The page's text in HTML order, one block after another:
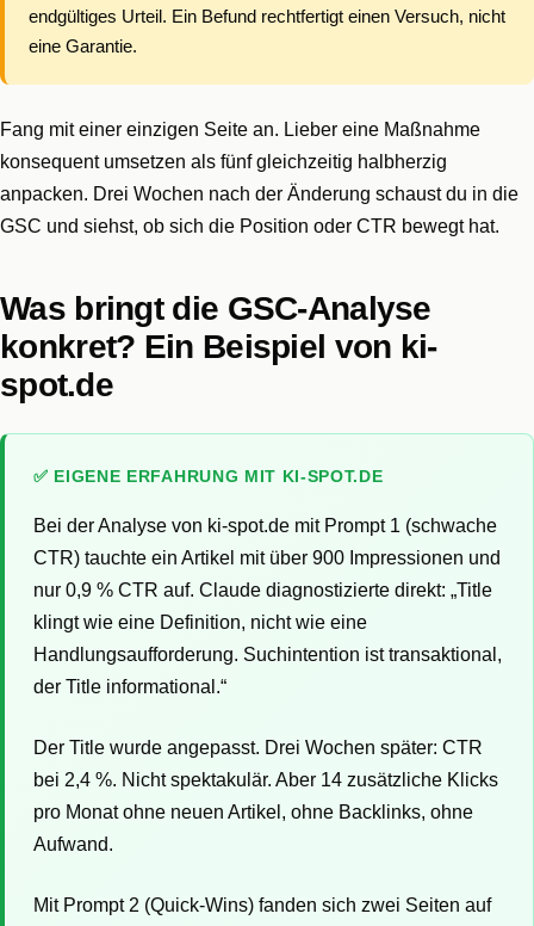
endgültiges Urteil. Ein Befund rechtfertigt einen Versuch, nicht
eine Garantie.
Fang mit einer einzigen Seite an. Lieber eine Maßnahme
konsequent umsetzen als fünf gleichzeitig halbherzig
anpacken. Drei Wochen nach der Änderung schaust du in die
GSC und siehst, ob sich die Position oder CTR bewegt hat.
Was bringt die GSC-Analyse
konkret? Ein Beispiel von ki-
spot.de
✅ EIGENE ERFAHRUNG MIT KI-SPOT.DE
Bei der Analyse von ki-spot.de mit Prompt 1 (schwache
CTR) tauchte ein Artikel mit über 900 Impressionen und
nur 0,9 % CTR auf. Claude diagnostizierte direkt: „Title
klingt wie eine Definition, nicht wie eine
Handlungsaufforderung. Suchintention ist transaktional,
der Title informational.“
Der Title wurde angepasst. Drei Wochen später: CTR
bei 2,4 %. Nicht spektakulär. Aber 14 zusätzliche Klicks
pro Monat ohne neuen Artikel, ohne Backlinks, ohne
Aufwand.
Mit Prompt 2 (Quick-Wins) fanden sich zwei Seiten auf